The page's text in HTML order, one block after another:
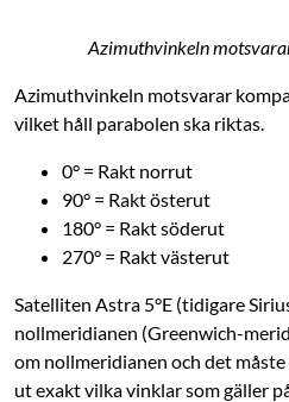
Azimuthvinkeln
Azimuthvinkeln motsvarar
vilket håll parabolen ska riktas.
0° = Rakt norrut
90° = Rakt österut
180° = Rakt söderut
270° = Rakt västerut
Satelliten Astra 5°E (tidigare
nollmeridianen (­Greenwich-­
om nollmeridianen och det
ut exakt vilka vinklar som gäller